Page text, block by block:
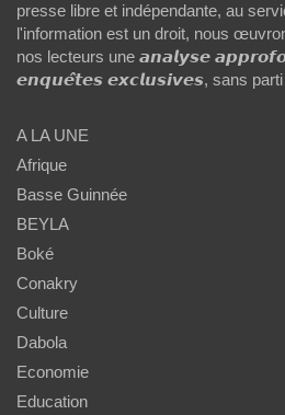
presse libre et indépendante, au
l'information est un droit, nous
nos lecteurs une 𝙖𝙣𝙖𝙡𝙮𝙨𝙚
𝙚𝙣𝙦𝙪𝙚̂𝙩𝙚𝙨 𝙚𝙭𝙘𝙡𝙪𝙨𝙞𝙫𝙚𝙨, sans parti
A LA UNE
Afrique
Basse Guinnée
BEYLA
Boké
Conakry
Culture
Dabola
Economie
Education